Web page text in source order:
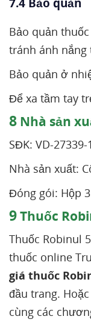
Bảo quản
tránh ánh nắng
Bảo quản ở
Để xa tầm tay
8 Nhà sản
SĐK: VD-27339-
Nhà sản xuất:
Đóng gói: Hộp
9Thuốc
Thuốc Robinul
thuốc online
giá thuốc
đầu trang.
cùng các